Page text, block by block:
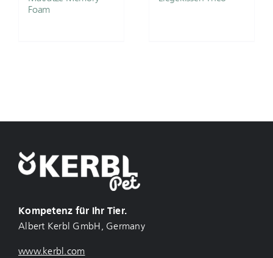
Foam
Kompetenz für Ihr Tier.
Albert Kerbl GmbH, Germany
www.kerbl.com